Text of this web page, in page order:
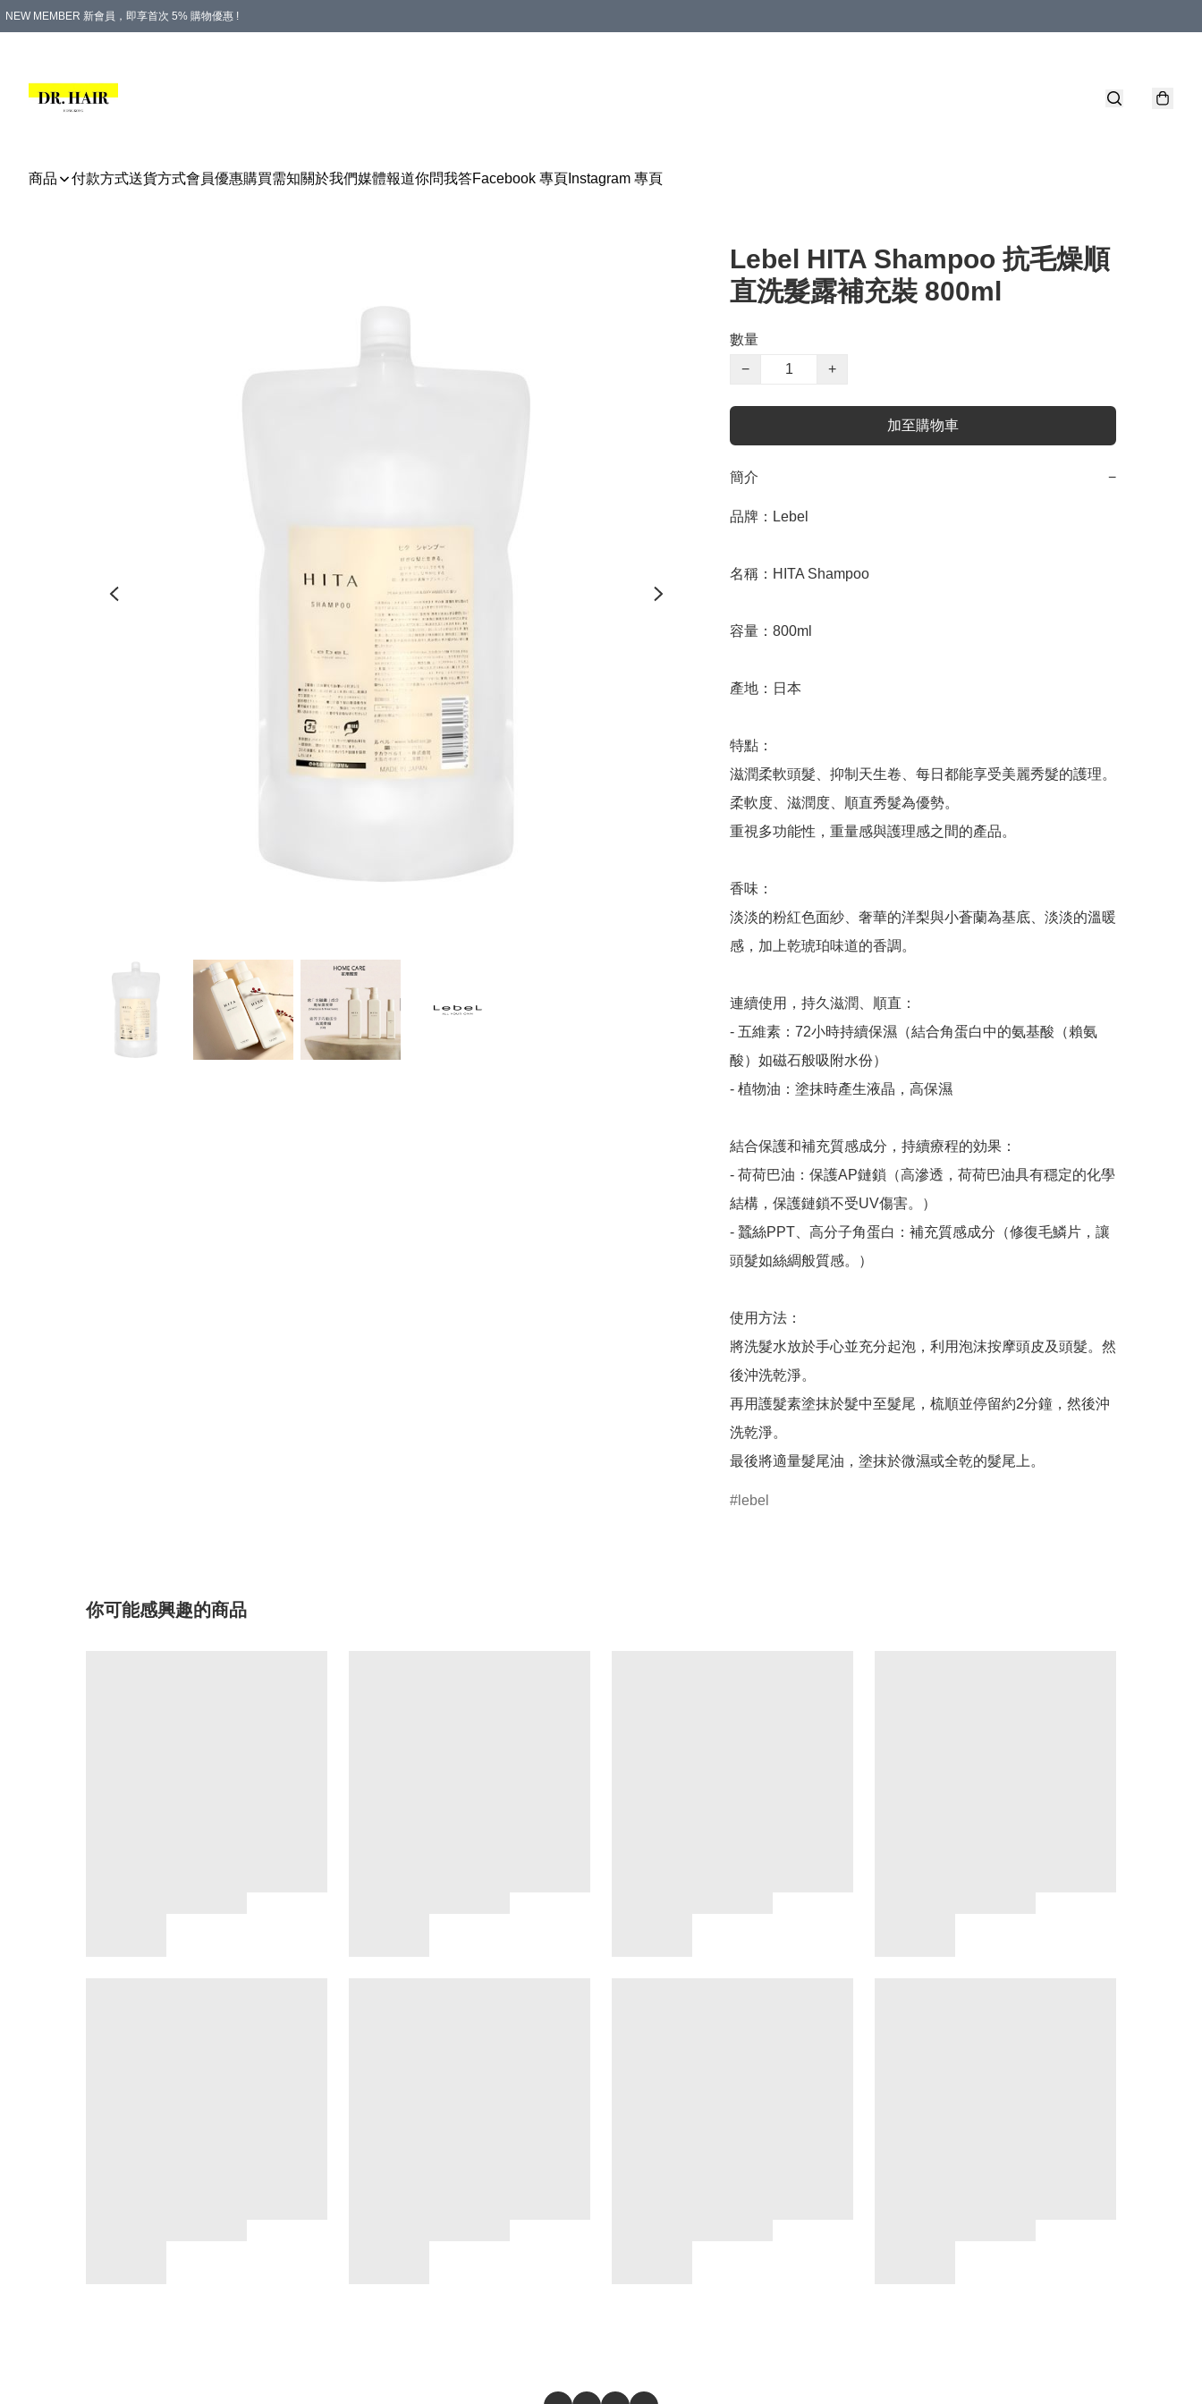
NEW MEMBER 新會員，即享首次 5% 購物優惠 !
商品 付款方式送貨方式會員優惠購買需知關於我們媒體報道你問我答Facebook 專頁 Instagram 專頁
Lebel HITA Shampoo 抗毛燥順
直洗髮露補充裝 800ml
數量
−
+
加至購物車
簡介 −
品牌：Lebel
名稱：HITA Shampoo
容量：800ml
產地：日本
特點：
滋潤柔軟頭髮、抑制天生卷、每日都能享受美麗秀髮的護理。
柔軟度、滋潤度、順直秀髮為優勢。
重視多功能性，重量感與護理感之間的產品。
香味：
淡淡的粉紅色面紗、奢華的洋梨與小蒼蘭為基底、淡淡的溫暖
感，加上乾琥珀味道的香調。
連續使用，持久滋潤、順直：
- 五維素：72小時持續保濕（結合角蛋白中的氨基酸（賴氨
酸）如磁石般吸附水份）
- 植物油：塗抹時產生液晶，高保濕
結合保護和補充質感成分，持續療程的効果：
- 荷荷巴油：保護AP鏈鎖（高滲透，荷荷巴油具有穩定的化學
結構，保護鏈鎖不受UV傷害。）
- 蠶絲PPT、高分子角蛋白：補充質感成分（修復毛鱗片，讓
頭髮如絲綢般質感。）
使用方法：
將洗髮水放於手心並充分起泡，利用泡沫按摩頭皮及頭髮。然
後沖洗乾淨。
再用護髮素塗抹於髮中至髮尾，梳順並停留約2分鐘，然後沖
洗乾淨。
lebel
你可能感興趣的商品